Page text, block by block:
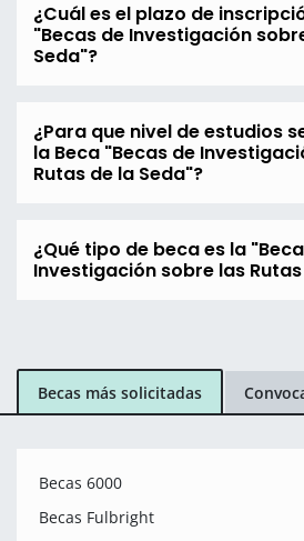
¿Cuál es el plazo de
"Becas de Investigación
Seda"?
¿Para que nivel de estudios
la Beca "Becas de
Rutas de la Seda"?
¿Qué tipo de beca es la
Investigación sobre las
Becas más solicitadas
Becas 6000
Becas Fulbright